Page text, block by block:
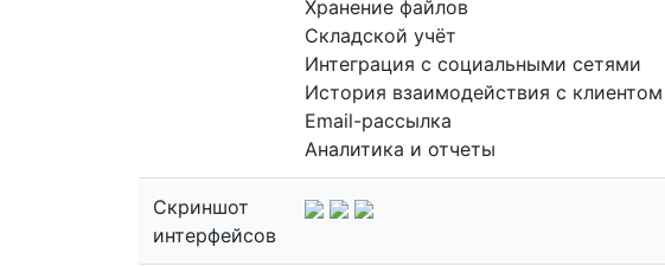
Хранение файлов
Складской учёт
Интеграция с социальными сетями
История взаимодействия с клиентом
Email-рассылка
Аналитика и отчеты
Скриншот
интерфейсов